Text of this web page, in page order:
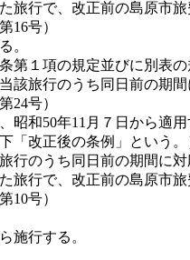
行で、改正前の島原市
16号）
。
第１項の規定並びに別表
該旅行のうち同日前の期
24号）
和50年11月７日から適用
改正後の条例」という
行のうち同日前の期間に
行で、改正前の島原市
10号）
施行する。